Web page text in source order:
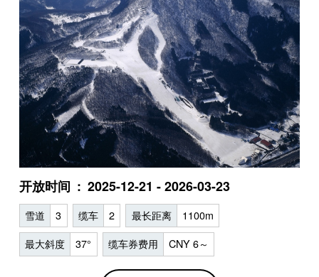
开放时间 2025-12-21 - 2026-03-23
雪道 3 缆车 2 最长距离 1100m
最大斜度 37° 缆车券费用 CNY 6～